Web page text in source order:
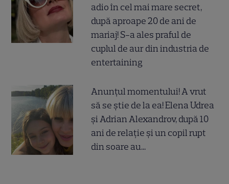
adio în cel mai mare secret,
după aproape 20 de ani de
mariaj! S-a ales praful de
cuplul de aur din industria de
entertaining
Anunțul momentului! A vrut
să se știe de la ea! Elena Udrea
și Adrian Alexandrov, după 10
ani de relație și un copil rupt
din soare au...